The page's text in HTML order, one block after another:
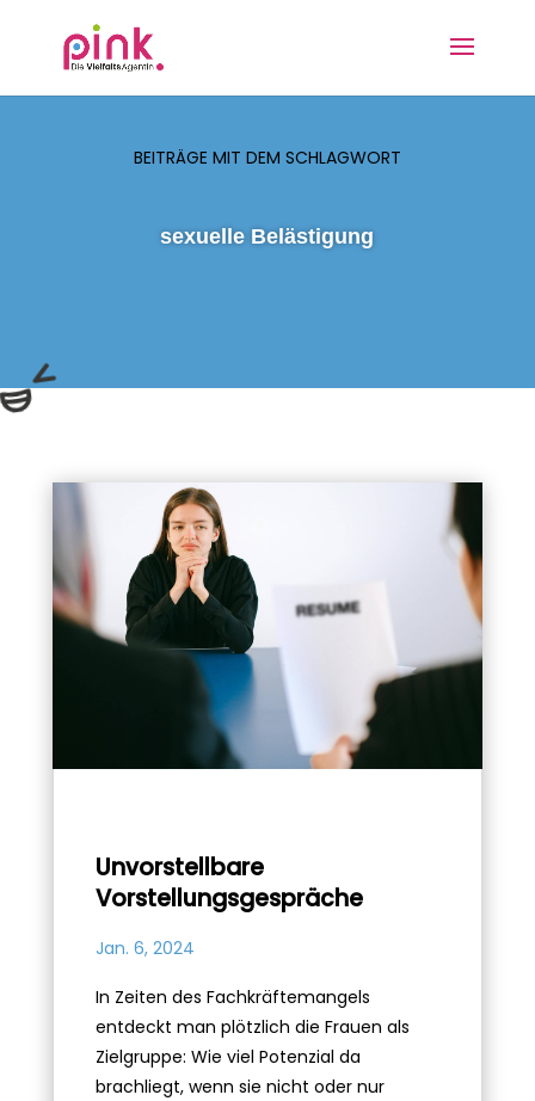
BEITRÄGE MIT DEM SCHLAGWORT
sexuelle Belästigung
Unvorstellbare
Vorstellungsgespräche
Jan. 6, 2024
In Zeiten des Fachkräftemangels
entdeckt man plötzlich die Frauen als
Zielgruppe: Wie viel Potenzial da
brachliegt, wenn sie nicht oder nur